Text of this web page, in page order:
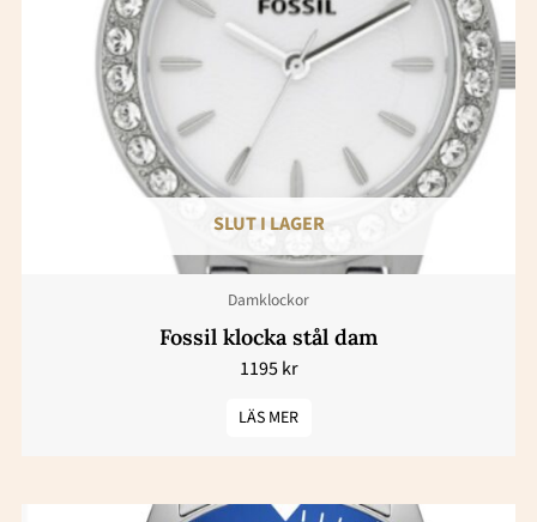
SLUT I LAGER
Damklockor
Fossil klocka stål dam
1195kr
LÄS MER